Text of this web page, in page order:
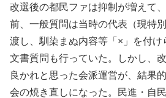
改選後の都民ファは抑制が増えて
前、一般質問は当時の代表（現特
渡し、馴染まぬ内容等「×」を付け
文書質問も行っていた。しかし、
良かれと思った会派運営が、結果
会の焼き直しになった。民進・自